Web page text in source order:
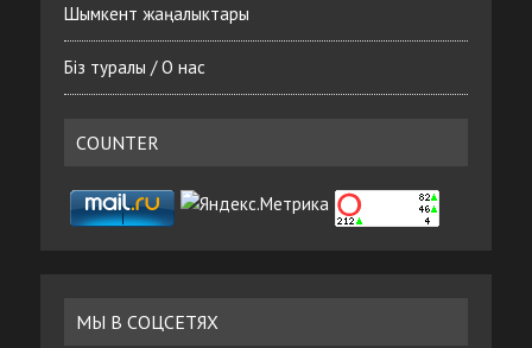
Шымкент жаңалыктары
Біз туралы / О нас
COUNTER
МЫ В СОЦСЕТЯХ